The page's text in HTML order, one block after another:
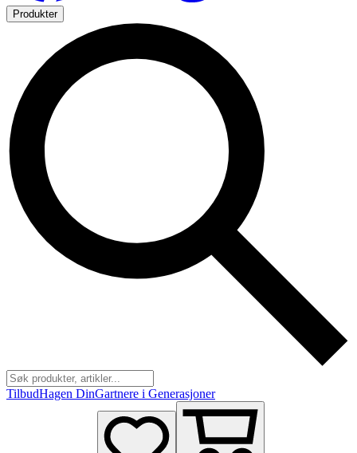
Produkter
TilbudHagen DinGartnere i Generasjoner